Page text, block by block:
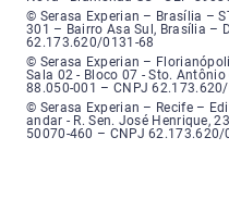
Serasa Experian - Brasília,
© Serasa Experian – Brasília –
301 – Bairro Asa Sul, Brasília –
62.173.620/0131-68
Serasa Experian - Florianópolis,
© Serasa Experian –
Sala 02 - Bloco 07 - Sto.
88.050-001 – CNPJ
Serasa Experian - Recife,
© Serasa Experian – Recife –
andar - R. Sen. José Henrique,
50070-460 – CNPJ 62.173.620/